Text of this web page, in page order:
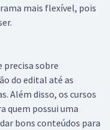
mais flexível, pois
precisa sobre
do edital até as
Além disso, os cursos
quem possui uma
bons conteúdos para